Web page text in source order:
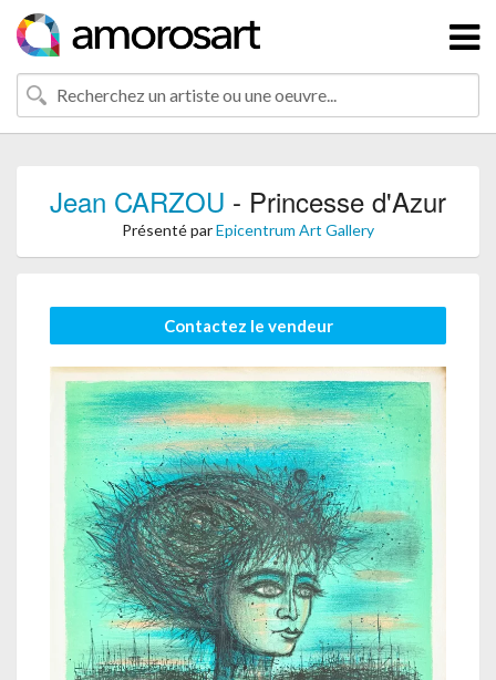
Jean CARZOU - Princesse d'Azur
Présenté parEpicentrum Art Gallery
Contactez le vendeur